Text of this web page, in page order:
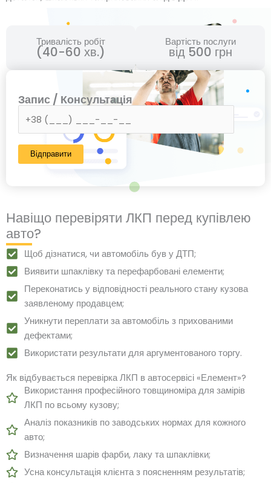
Тривалість робіт
(40-60 хв.)
Вартість послуги
від 500 грн
Запис / Консультація
Навіщо перевіряти ЛКП перед купівлею
авто?
Щоб дізнатися, чи автомобіль був у ДТП;
Виявити шпаклівку та перефарбовані елементи;
Переконатись у відповідності реального стану кузова
заявленому продавцем;
Уникнути переплати за автомобіль з прихованими
дефектами;
Використати результати для аргументованого торгу.
Як відбувається перевірка ЛКП в автосервісі «Елемент»?
Використання професійного товщиноміра для замірів
ЛКП по всьому кузову;
Аналіз показників по заводських нормах для кожного
авто;
Визначення шарів фарби, лаку та шпаклівки;
Усна консультація клієнта з поясненням результатів;